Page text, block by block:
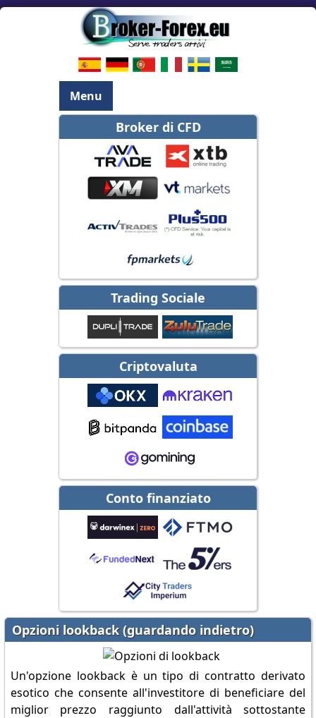
Menu
Broker di CFD
Trading Sociale
Criptovaluta
Conto finanziato
Opzioni lookback (guardando indietro)
Un'opzione lookback è un tipo di contratto derivato
esotico che consente all'investitore di beneficiare del
miglior prezzo raggiunto dall'attività sottostante